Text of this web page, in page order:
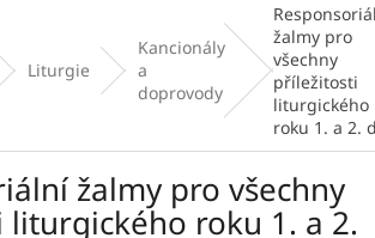
Liturgie
Kancionály
a
doprovody
žalmy pro
všechny
příležitosti
liturgického
roku 1. a 2.
žalmy pro všechny
roku 1. a 2.